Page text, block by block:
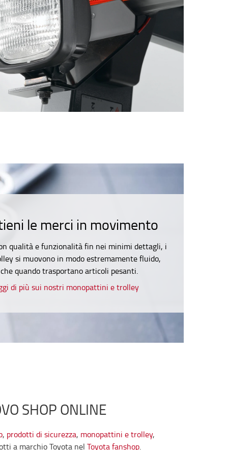
le merci in movimento
qualità e funzionalità fin nei minimi dettagli, i
si muovono in modo estremamente fluido,
quando trasportano articoli pesanti.
di più sui nostri monopattini e trolley
SHOP ONLINE
, prodotti di sicurezza, monopattini e trolley,
a marchio Toyota nel Toyota fanshop.